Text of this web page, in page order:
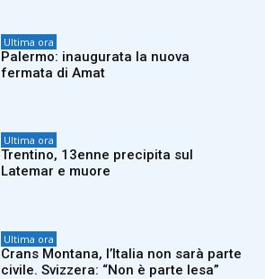
Ultima ora
Palermo: inaugurata la nuova
fermata di Amat
Ultima ora
Trentino, 13enne precipita sul
Latemar e muore
Ultima ora
Crans Montana, l’Italia non sarà parte
civile. Svizzera: “Non è parte lesa”